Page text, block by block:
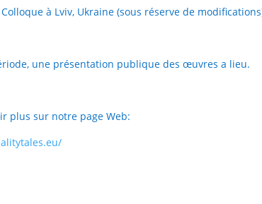
à Lviv, Ukraine (sous réserve de
une présentation publique des œuvres a lieu.
plus sur notre page Web: